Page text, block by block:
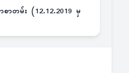
တမ်း (12.12.2019 မှ